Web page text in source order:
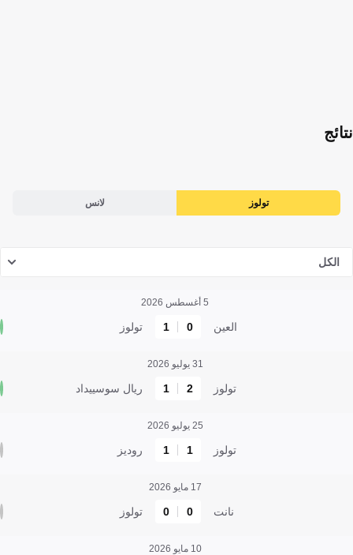
نتائج
تولوز لانس
الكل
5 أغسطس 2026
العين 0
1 تولوز
31 يوليو 2026
تولوز 2
1 ريال سوسييداد
25 يوليو 2026
تولوز 1
1 روديز
17 مايو 2026
نانت 0
0 تولوز
10 مايو 2026